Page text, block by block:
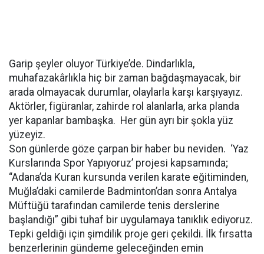
Garip şeyler oluyor Türkiye’de. Dindarlıkla,
muhafazakârlıkla hiç bir zaman bağdaşmayacak, bir
arada olmayacak durumlar, olaylarla karşı karşıyayız.
Aktörler, figüranlar, zahirde rol alanlarla, arka planda
yer kapanlar bambaşka. Her gün ayrı bir şokla yüz
yüzeyiz.
Son günlerde göze çarpan bir haber bu neviden. ‘Yaz
Kurslarında Spor Yapıyoruz’ projesi kapsamında;
“Adana’da Kuran kursunda verilen karate eğitiminden,
Muğla’daki camilerde Badminton’dan sonra Antalya
Müftüğü tarafından camilerde tenis derslerine
başlandığı” gibi tuhaf bir uygulamaya tanıklık ediyoruz.
Tepki geldiği için şimdilik proje geri çekildi. İlk fırsatta
benzerlerinin gündeme geleceğinden emin